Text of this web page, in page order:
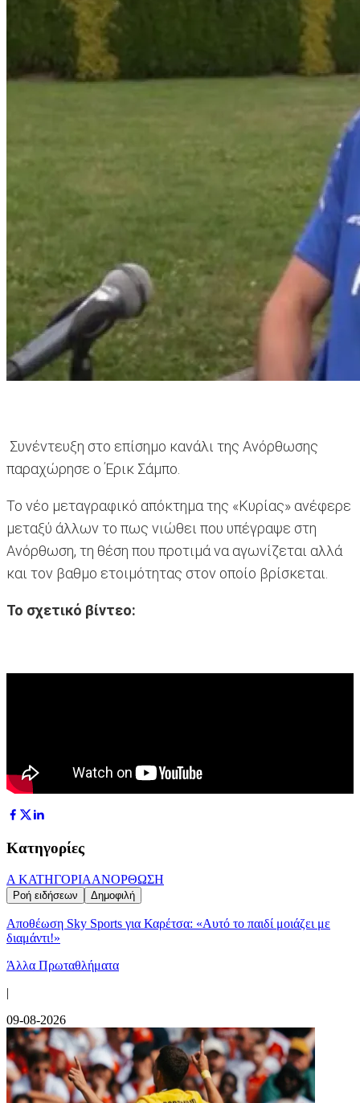
Συνέντευξη στο επίσημο κανάλι της Ανόρθωσης
παραχώρησε ο Έρικ Σάμπο.
Το νέο μεταγραφικό απόκτημα της «Κυρίας» ανέφερε
μεταξύ άλλων το πως νιώθει που υπέγραψε στη
Ανόρθωση, τη θέση που προτιμά να αγωνίζεται αλλά
και τον βαθμο ετοιμότητας στον οποίο βρίσκεται.
Το σχετικό βίντεο:
Κατηγορίες
Α ΚΑΤΗΓΟΡΙΑΑΝΟΡΘΩΣΗ
Ροή ειδήσεων Δημοφιλή
Αποθέωση Sky Sports για Καρέτσα: «Αυτό το παιδί μοιάζει με
διαμάντι!»
Άλλα Πρωταθλήματα
|
09-08-2026